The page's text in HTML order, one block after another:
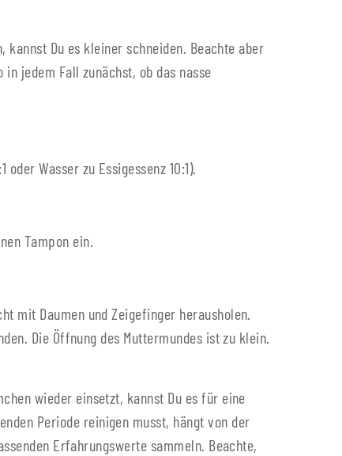
kannst Du es kleiner schneiden. Beachte aber
jedem Fall zunächst, ob das nasse
Wasser zu Essigessenz 10:1).
Tampon ein.
mit Daumen und Zeigefinger herausholen.
Die Öffnung des Muttermundes ist zu klein.
wieder einsetzt, kannst Du es für eine
Periode reinigen musst, hängt von der
Erfahrungswerte sammeln. Beachte,